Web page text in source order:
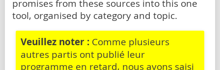
promises from these sources into this one
tool, organised by category and topic.
Veuillez noter : Comme plusieurs
autres partis ont publié leur
programme en retard, nous avons saisi